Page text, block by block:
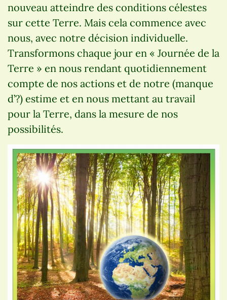
nouveau atteindre des conditions célestes
sur cette Terre. Mais cela commence avec
nous, avec notre décision individuelle.
Transformons chaque jour en « Journée de la
Terre » en nous rendant quotidiennement
compte de nos actions et de notre (manque
d’?) estime et en nous mettant au travail
pour la Terre, dans la mesure de nos
possibilités.